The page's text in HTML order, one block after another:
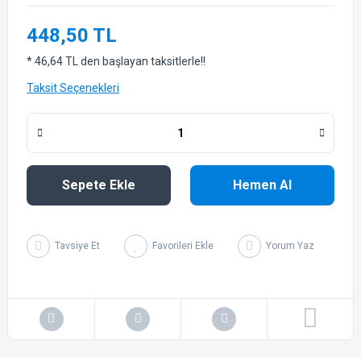
448,50 TL
* 46,64 TL den başlayan taksitlerle!!
Taksit Seçenekleri
Sepete Ekle Hemen Al
Tavsiye Et Yorum Yaz